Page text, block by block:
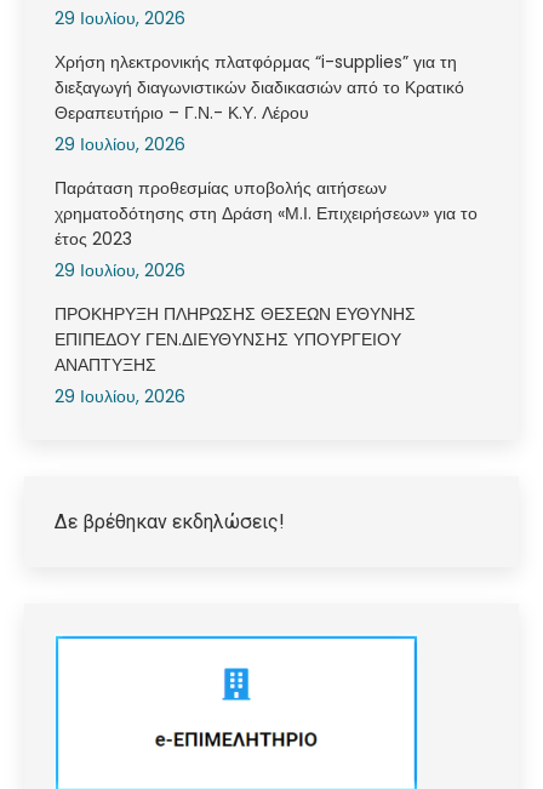
29 Ιουλίου, 2026
Χρήση ηλεκτρονικής πλατφόρμας “i-supplies” για τη
διεξαγωγή διαγωνιστικών διαδικασιών από το Κρατικό
Θεραπευτήριο – Γ.Ν.- Κ.Υ. Λέρου
29 Ιουλίου, 2026
Παράταση προθεσμίας υποβολής αιτήσεων
χρηματοδότησης στη Δράση «Μ.Ι. Επιχειρήσεων» για το
έτος 2023
29 Ιουλίου, 2026
ΠΡΟΚΗΡΥΞΗ ΠΛΗΡΩΣΗΣ ΘΕΣΕΩΝ ΕΥΘΥΝΗΣ
ΕΠΙΠΕΔΟΥ ΓΕΝ.ΔΙΕΥΘΥΝΣΗΣ ΥΠΟΥΡΓΕΙΟΥ
ΑΝΑΠΤΥΞΗΣ
29 Ιουλίου, 2026
Δε βρέθηκαν εκδηλώσεις!